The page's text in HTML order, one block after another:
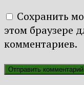
Сохранить
этом браузере
комментариев.